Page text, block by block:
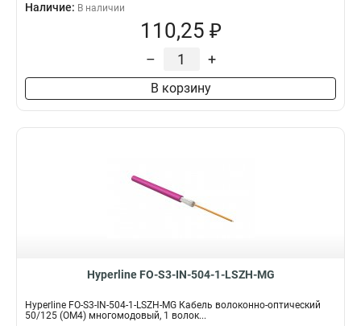
Наличие: В наличии
110,25 ₽
– +
В корзину
Hyperline FO-S3-IN-504-1-LSZH-MG
Hyperline FO-S3-IN-504-1-LSZH-MG Кабель волоконно-оптический
50/125 (OM4) многомодовый, 1 волок...